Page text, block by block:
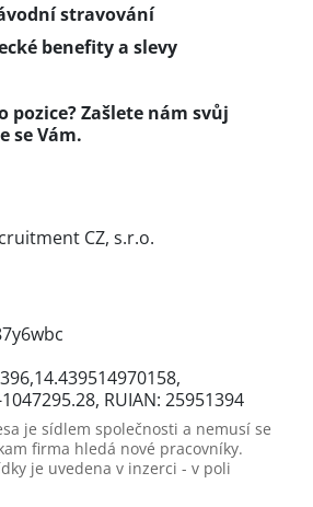
stravování
benefity a slevy
pozice? Zašlete nám svůj
se Vám.
CZ, s.r.o.
1047295.28, RUIAN: 25951394
je sídlem společnosti a nemusí se
firma hledá nové pracovníky.
je uvedena v inzerci - v poli